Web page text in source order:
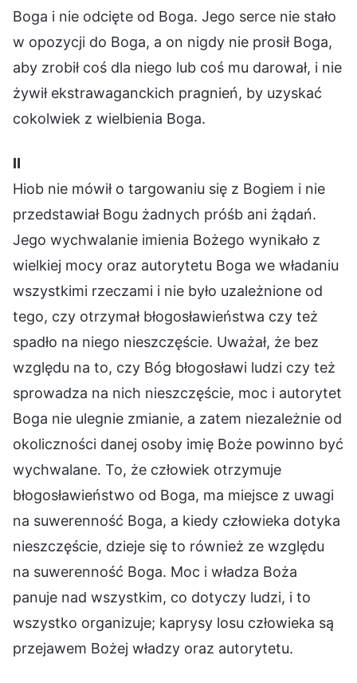
Boga i nie odcięte od Boga. Jego serce nie stało
w opozycji do Boga, a on nigdy nie prosił Boga,
aby zrobił coś dla niego lub coś mu darował, i nie
żywił ekstrawaganckich pragnień, by uzyskać
cokolwiek z wielbienia Boga.
Ⅱ
Hiob nie mówił o targowaniu się z Bogiem i nie
przedstawiał Bogu żadnych próśb ani żądań.
Jego wychwalanie imienia Bożego wynikało z
wielkiej mocy oraz autorytetu Boga we władaniu
wszystkimi rzeczami i nie było uzależnione od
tego, czy otrzymał błogosławieństwa czy też
spadło na niego nieszczęście. Uważał, że bez
względu na to, czy Bóg błogosławi ludzi czy też
sprowadza na nich nieszczęście, moc i autorytet
Boga nie ulegnie zmianie, a zatem niezależnie od
okoliczności danej osoby imię Boże powinno być
wychwalane. To, że człowiek otrzymuje
błogosławieństwo od Boga, ma miejsce z uwagi
na suwerenność Boga, a kiedy człowieka dotyka
nieszczęście, dzieje się to również ze względu
na suwerenność Boga. Moc i władza Boża
panuje nad wszystkim, co dotyczy ludzi, i to
wszystko organizuje; kaprysy losu człowieka są
przejawem Bożej władzy oraz autorytetu.